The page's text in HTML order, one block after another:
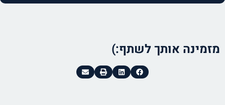
מזמינה אותך לשתף:)